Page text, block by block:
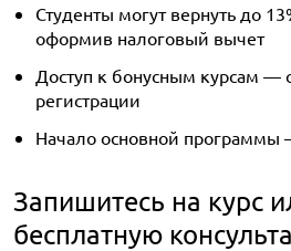
Студенты могут вернуть до
оформив налоговый вычет
Доступ к бонусным курсам —
регистрации
Начало основной программы
Запишитесь на курс
бесплатную